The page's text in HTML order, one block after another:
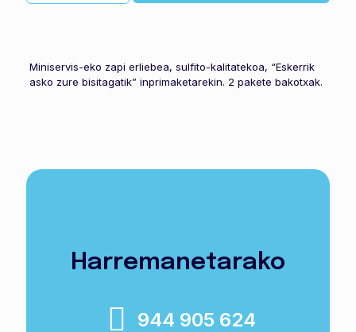
Miniservis-eko zapi erliebea, sulfito-kalitatekoa, “Eskerrik
asko zure bisitagatik” inprimaketarekin. 2 pakete bakotxak.
Harremanetarako
944 905 624